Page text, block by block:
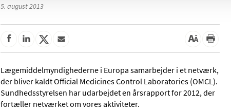
5. august 2013
Lægemiddelmyndighederne i Europa samarbejder i et netværk,
der bliver kaldt Official Medicines Control Laboratories (OMCL).
Sundhedsstyrelsen har udarbejdet en årsrapport for 2012, der
fortæller netværket om vores aktiviteter.